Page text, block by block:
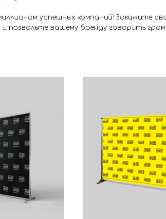
успешных компаний! Закажите
и позвольте вашему бренду говорить